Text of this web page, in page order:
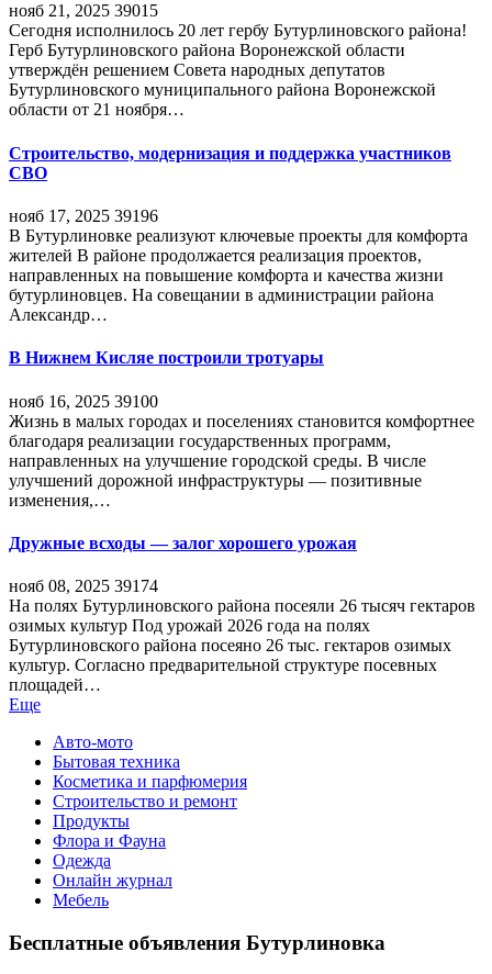
нояб 21, 2025 39015
Сегодня исполнилось 20 лет гербу Бутурлиновского района!
Герб Бутурлиновского района Воронежской области
утверждён решением Совета народных депутатов
Бутурлиновского муниципального района Воронежской
области от 21 ноября…
Строительство, модернизация и поддержка участников
СВО
нояб 17, 2025 39196
В Бутурлиновке реализуют ключевые проекты для комфорта
жителей В районе продолжается реализация проектов,
направленных на повышение комфорта и качества жизни
бутурлиновцев. На совещании в администрации района
Александр…
В Нижнем Кисляе построили тротуары
нояб 16, 2025 39100
Жизнь в малых городах и поселениях становится комфортнее
благодаря реализации государственных программ,
направленных на улучшение городской среды. В числе
улучшений дорожной инфраструктуры — позитивные
изменения,…
Дружные всходы — залог хорошего урожая
нояб 08, 2025 39174
На полях Бутурлиновского района посеяли 26 тысяч гектаров
озимых культур Под урожай 2026 года на полях
Бутурлиновского района посеяно 26 тыс. гектаров озимых
культур. Согласно предварительной структуре посевных
площадей…
Еще
Авто-мото
Бытовая техника
Косметика и парфюмерия
Строительство и ремонт
Продукты
Флора и Фауна
Одежда
Онлайн журнал
Мебель
Бесплатные объявления Бутурлиновка